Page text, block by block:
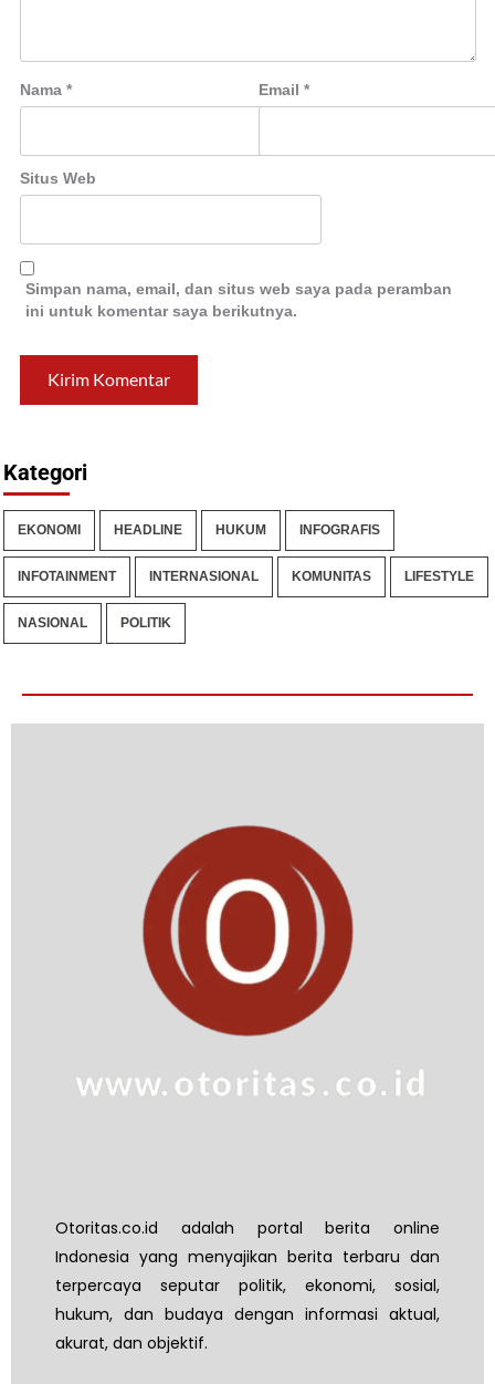
Nama * Email *
Situs Web
Simpan nama, email, dan situs web saya pada peramban
ini untuk komentar saya berikutnya.
Kategori
EKONOMI HEADLINE HUKUM INFOGRAFIS
INFOTAINMENT INTERNASIONAL KOMUNITAS LIFESTYLE
NASIONAL POLITIK
Otoritas.co.id adalah portal berita online
Indonesia yang menyajikan berita terbaru dan
terpercaya seputar politik, ekonomi, sosial,
hukum, dan budaya dengan informasi aktual,
akurat, dan objektif.